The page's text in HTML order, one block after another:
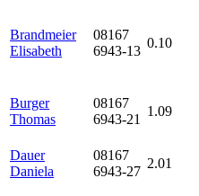
Brandmeier
Elisabeth
08167
6943-13
0.10
Burger
Thomas
08167
6943-21
1.09
Dauer
Daniela
08167
6943-27
2.01